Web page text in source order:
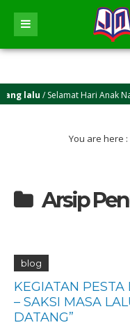
lalu/ Selamat Hari Anak
lalu/ Selamat Idul Adha
You are here :
Arsip
blog
KEGIATAN PESTA
– SAKSI MASA
DATANG”